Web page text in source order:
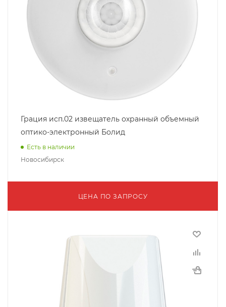
Грация исп.02 извещатель охранный объемный
оптико-электронный Болид
Есть в наличии
Новосибирск
ЦЕНА ПО ЗАПРОСУ